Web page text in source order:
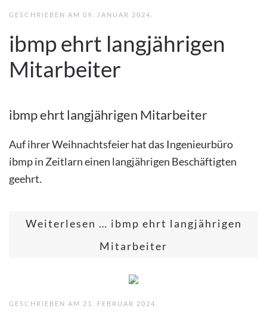
GESCHRIEBEN AM 09. JANUAR 2024
ibmp ehrt langjährigen
Mitarbeiter
ibmp ehrt langjährigen Mitarbeiter
Auf ihrer Weihnachtsfeier hat das Ingenieurbüro
ibmp in Zeitlarn einen langjährigen Beschäftigten
geehrt.
Weiterlesen … ibmp ehrt langjährigen
Mitarbeiter
GESCHRIEBEN AM 21. FEBRUAR 2024